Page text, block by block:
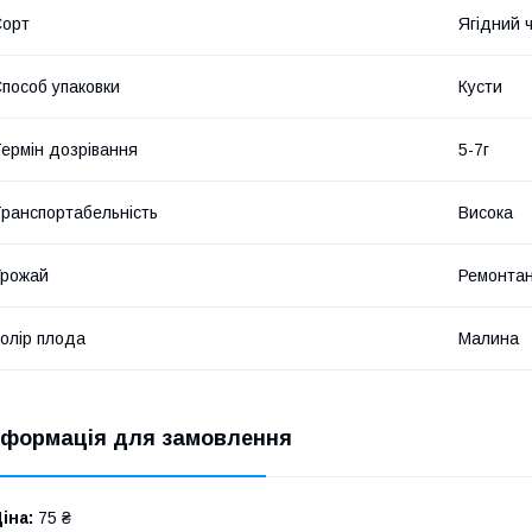
Ягідний
упаковки Кусти
дозрівання 5-7г
Висока
плода Малина
для замовлення
75 ₴